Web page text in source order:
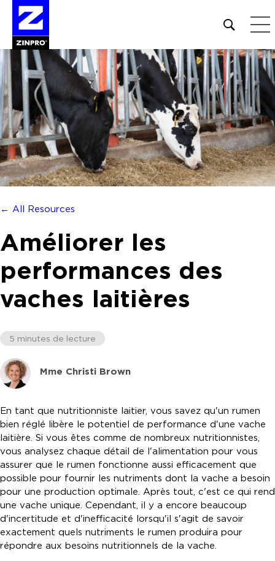
Open
site
search
form
Rechercher :
← All Resources
Améliorer les
performances des
vaches laitières
5 minutes de lecture
Mme Christi Brown
En tant que nutritionniste laitier, vous savez qu'un rumen
bien réglé libère le potentiel de performance d'une vache
laitière. Si vous êtes comme de nombreux nutritionnistes,
vous analysez chaque détail de l'alimentation pour vous
assurer que le rumen fonctionne aussi efficacement que
possible pour fournir les nutriments dont la vache a besoin
pour une production optimale. Après tout, c'est ce qui rend
une vache unique. Cependant, il y a encore beaucoup
d'incertitude et d'inefficacité lorsqu'il s'agit de savoir
exactement quels nutriments le rumen produira pour
répondre aux besoins nutritionnels de la vache.